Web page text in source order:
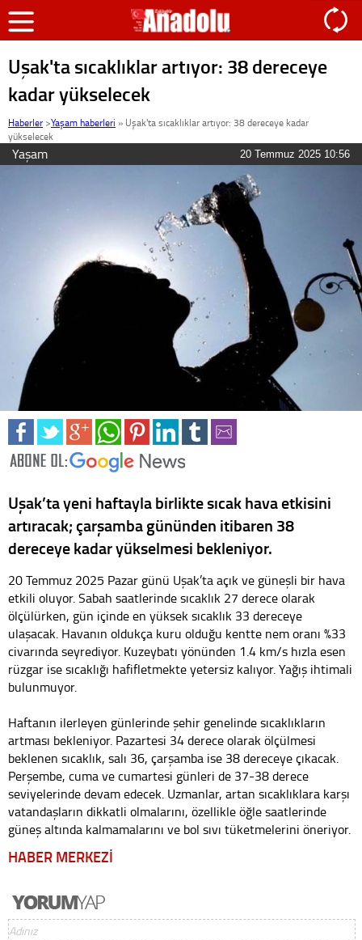
Uşak'ta sıcaklıklar artıyor: 38 dereceye
kadar yükselecek
Haberler >Yaşam haberleri » Uşak'ta sıcaklıklar artıyor: 38 dereceye kadar
yükselecek
Yaşam 20 Temmuz 2025 10:56
Uşak’ta yeni haftayla birlikte sıcak hava etkisini
artıracak; çarşamba gününden itibaren 38
dereceye kadar yükselmesi bekleniyor.
20 Temmuz 2025 Pazar günü Uşak’ta açık ve güneşli bir hava
etkili oluyor. Sabah saatlerinde sıcaklık 27 derece olarak
ölçülürken, gün içinde en yüksek sıcaklık 33 dereceye
ulaşacak. Havanın oldukça kuru olduğu kentte nem oranı %33
civarında seyrediyor. Kuzeybatı yönünden 1.4 km/s hızla esen
rüzgar ise sıcaklığı hafifletmekte yetersiz kalıyor. Yağış ihtimali
bulunmuyor.
Haftanın ilerleyen günlerinde şehir genelinde sıcaklıkların
artması bekleniyor. Pazartesi 34 derece olarak ölçülmesi
beklenen sıcaklık, salı 36, çarşamba ise 38 dereceye çıkacak.
Perşembe, cuma ve cumartesi günleri de 37-38 derece
seviyelerinde devam edecek. Uzmanlar, artan sıcaklıklara karşı
vatandaşların dikkatli olmalarını, özellikle öğle saatlerinde
güneş altında kalmamalarını ve bol sıvı tüketmelerini öneriyor.
HABER MERKEZİ